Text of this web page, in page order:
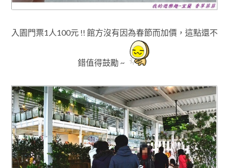
入園門票1人100元 !! 館方沒有因為春節而加價 ，這點還不
錯值得鼓勵 ~